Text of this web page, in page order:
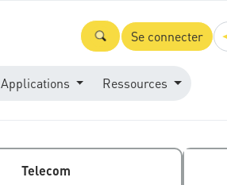
Se connecter
Applications Ressources
Telecom